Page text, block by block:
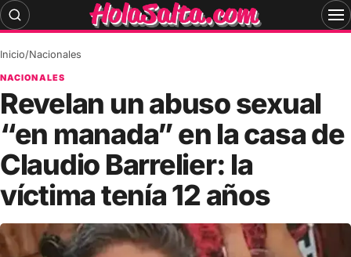
Skip
to
Inicio/Nacionales
NACIONALES
Revelan un abuso sexual
“en manada” en la casa de
Claudio Barrelier: la
víctima tenía 12 años